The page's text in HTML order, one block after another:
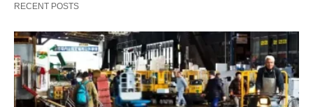
RECENT POSTS